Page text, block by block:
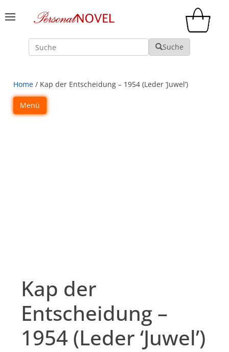
Suche Suche
Home / Kap der Entscheidung – 1954 (Leder ‘Juwel’)
Menü
Kap der
Entscheidung –
1954 (Leder ‘Juwel’)